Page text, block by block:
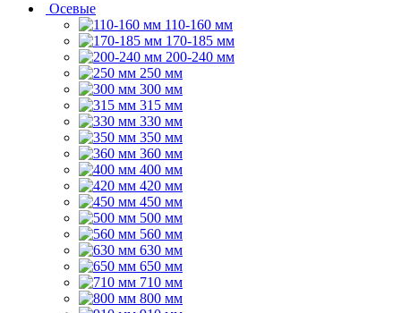
Осевые
110-160 мм
170-185 мм
200-240 мм
250 мм
300 мм
315 мм
330 мм
350 мм
360 мм
400 мм
420 мм
450 мм
500 мм
560 мм
630 мм
650 мм
710 мм
800 мм